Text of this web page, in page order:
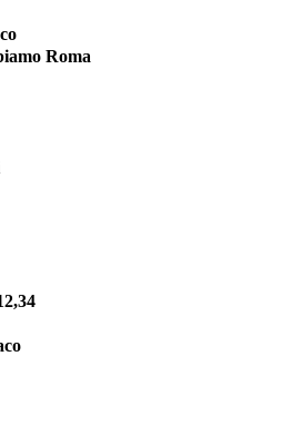
Roma